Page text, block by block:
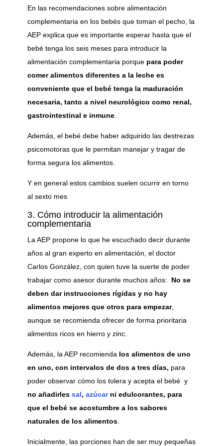
En las recomendaciones sobre alimentación
complementaria en los bebés que toman el pecho, la
AEP explica que es importante esperar hasta que el
bebé tenga los seis meses para introducir la
alimentación complementaria porque para poder
comer alimentos diferentes a la leche es
conveniente que el bebé tenga la maduración
necesaria, tanto a nivel neurológico como renal,
gastrointestinal e inmune.
Además, el bebé debe haber adquirido las destrezas
psicomotoras que le permitan manejar y tragar de
forma segura los alimentos.
Y en general estos cambios suelen ocurrir en torno
al sexto mes
3. Cómo introducir la alimentación
complementaria
La AEP propone lo que he escuchado decir durante
años al gran experto en alimentación, el doctor
Carlos González, con quien tuve la suerte de poder
trabajar como asesor durante muchos años:
No se
deben dar instrucciones rígidas y no hay
alimentos mejores que otros para empezar,
aunque se recomienda ofrecer de forma prioritaria
alimentos ricos en hierro y zinc.
Además, la AEP recomienda los alimentos de uno
en uno, con intervalos de dos a tres días, para
poder observar cómo los tolera y acepta el bebé y
no añadirles sal, azúcarni edulcorantes, para
que el bebé se acostumbre a los sabores
naturales de los alimentos.
Inicialmente, las porciones han de ser muy pequeñas